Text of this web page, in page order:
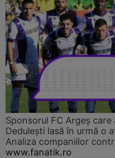
Sponsorul FC Argeș
Dedulești lasă în urmă o
Analiza companiilor
www.fanatik.ro